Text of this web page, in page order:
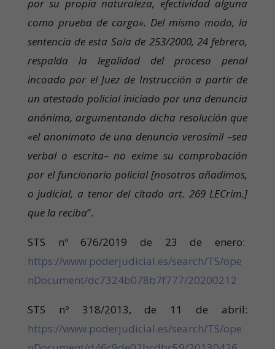
por su propia naturaleza, efectividad alguna
como prueba de cargo». Del mismo modo, la
sentencia de esta Sala de 253/2000, 24 febrero,
respalda la legalidad del proceso penal
incoado por el Juez de Instrucción a partir de
un atestado policial iniciado por una denuncia
anónima, argumentando dicha resolución que
«el anonimato de una denuncia verosímil –sea
verbal o escrita– no exime su comprobación
por el funcionario policial [nosotros añadimos,
o judicial, a tenor del citado art. 269 LECrim.]
que la reciba”.
STS nº 676/2019 de 23 de enero:
https://www.poderjudicial.es/search/TS/ope
nDocument/dc7324b078b7f777/20200212
STS nº 318/2013, de 11 de abril:
https://www.poderjudicial.es/search/TS/ope